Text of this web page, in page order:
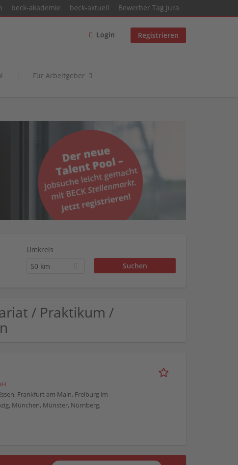
beck-akademie beck-aktuell Bewerber Tag Jura
Login Registrieren
Für Arbeitgeber
Umkreis
50 km
/ Praktikum /
Frankfurt am Main, Freiburg im
München, Münster, Nürnberg,